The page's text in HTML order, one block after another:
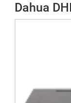
Dahua